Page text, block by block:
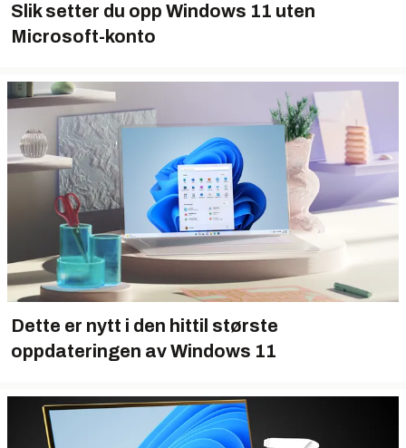
Slik setter du opp Windows 11 uten
Microsoft-konto
Dette er nytt i den hittil største
oppdateringen av Windows 11